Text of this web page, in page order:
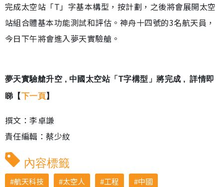
完成太空站「T」字基本構型，按計劃，之後將會展開太空
站組合體基本功能測試和評估。神舟十四號的3名航天員，
今日下午將會進入夢天實驗艙。
夢天實驗艙升空 , 中國太空站「T字構型」將完成 , 詳情即
睇【下一頁】
撰文：李卓謙
責任編輯：蔡少紋
內容標籤
航天科技 太空人 工程 中國